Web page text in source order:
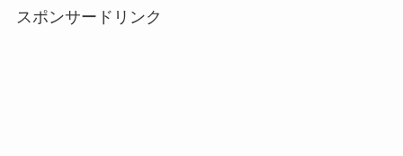
スポンサードリンク